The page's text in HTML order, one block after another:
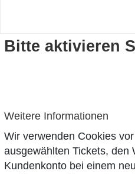
Bitte aktivieren
Weitere Informationen
Wir verwenden Cookies
ausgewählten Tickets, den
Kundenkonto bei einem